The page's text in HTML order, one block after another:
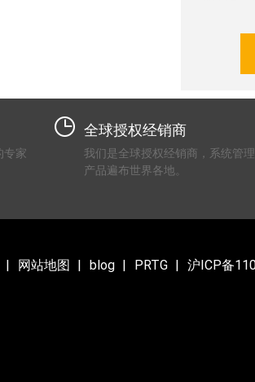
专家
全球授权经销商
我们是全球授权经销商，系统管
产品遍布世界各地。
网站地图 blog PRTG
沪ICP备